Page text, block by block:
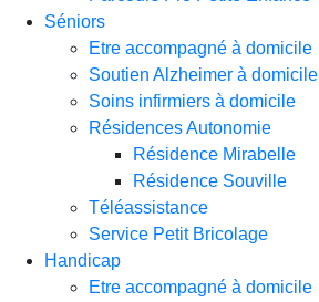
Séniors
Etre accompagné à domicile
Soutien Alzheimer à domicile
Soins infirmiers à domicile
Résidences Autonomie
Résidence Mirabelle
Résidence Souville
Téléassistance
Service Petit Bricolage
Handicap
Etre accompagné à domicile